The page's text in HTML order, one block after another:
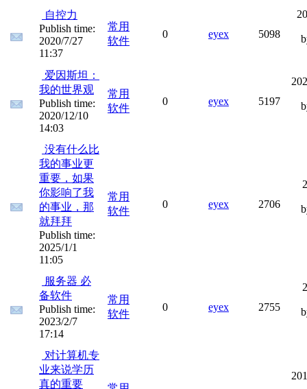
自控力
Publish time:
2020/7/27
11:37
常用
软件
0 eyex 5098
爱因斯坦：
我的世界观
Publish time:
2020/12/10
14:03
常用
软件
0 eyex 5197
没有什么比
我的事业更
重要，如果
你影响了我
的事业，那
就拜拜
Publish time:
2025/1/1
11:05
常用
软件
0 eyex 2706
服务器 必
备软件
Publish time:
2023/2/7
17:14
常用
软件
0 eyex 2755
对计算机专
业来说学历
真的重要